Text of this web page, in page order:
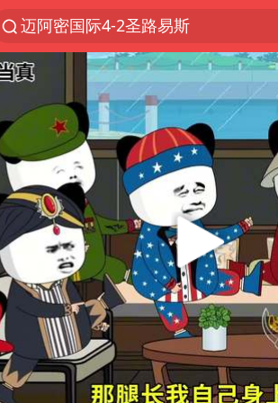
迈阿密国际4-2圣路易斯
探寻“技能+”促就业创业新路
店主遭女子“鬼手”换钞
顾客结账把钱扔地上 服务员霸气扔回
美国退回1000亿美元关税
38岁山东财大教授刘海明逝世
李亚鹏向地铁吐血女孩捐99999元
台风白海豚或在华东沿海登陆
“银行午休1.5小时”留个窗口行不行
FIFA官方支持因凡蒂诺
41岁女子为鼓励女儿考上985研究生